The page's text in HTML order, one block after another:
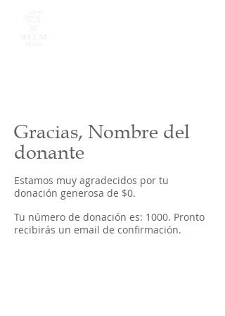
Gracias, Nombre del
donante
Estamos muy agradecidos por tu
donación generosa de $0.
Tu número de donación es: 1000. Pronto
recibirás un email de confirmación.